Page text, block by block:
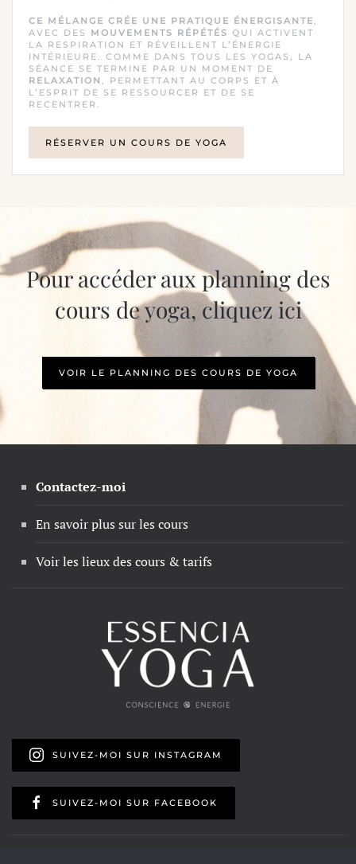
CE MÉLANGE CRÉE UNE PRATIQUE ÉNERGISANTE,
AVEC DES MOUVEMENTS RÉPÉTÉS QUI ACTIVENT
LA RESPIRATION ET RÉVEILLENT L’ÉNERGIE
INTÉRIEURE. COMME DANS TOUS LES YOGAS, LA
SÉANCE SE TERMINE PAR UN MOMENT DE
RELAXATION , PERMETTANT AU CORPS ET À
L’ESPRIT DE SE RESSOURCER ET DE SE
RECENTRER.
RÉSERVER UN COURS DE YOGA
Pour accéder aux planning des
cours de yoga, cliquez ici
VOIR LE PLANNING DES COURS DE YOGA
Contactez-moi
En savoir plus sur les cours
Voir les lieux des cours & tarifs
SUIVEZ-MOI SUR INSTAGRAM
SUIVEZ-MOI SUR FACEBOOK